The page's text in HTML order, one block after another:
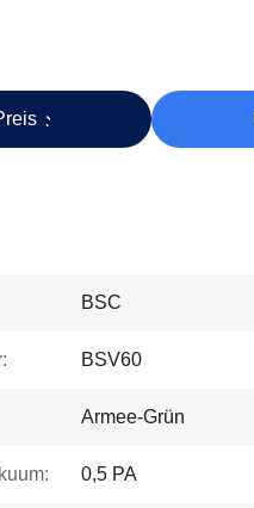
BSC
BSV60
Armee-Grün
0,5 PA